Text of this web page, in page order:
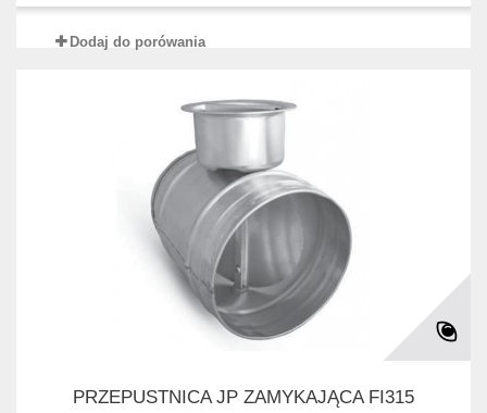
Dodaj do porówania
PRZEPUSTNICA JP ZAMYKAJĄCA FI315